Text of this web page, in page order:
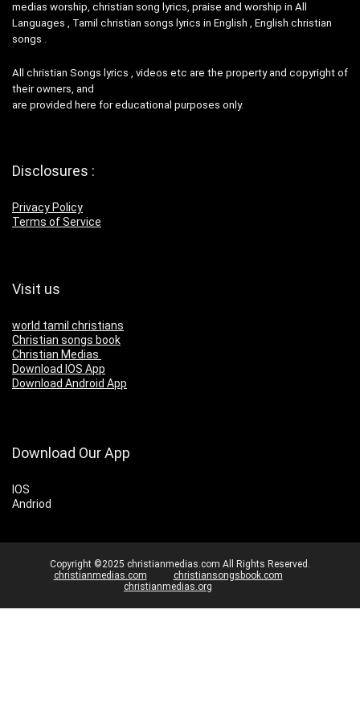
medias worship, christian song lyrics, praise and worship in All
Languages , Tamil christian songs lyrics in English , English christian
songs .
All christian Songs lyrics , videos etc are the property and copyright of
their owners, and
are provided here for educational purposes only.
Disclosures :
Privacy Policy
Terms of Service
Visit us
world tamil christians
Christian songs book
Christian Medias
Download IOS App
Download Android App
Download Our App
IOS
Andriod
Copyright ©2025 christianmedias.com All Rights Reserved.
christianmedias.com
christiansongsbook.com
christianmedias.org